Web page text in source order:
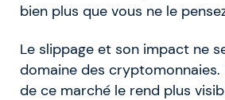
bien plus que vous ne le
Le slippage et son impact ne
domaine des
de ce marché le rend plus